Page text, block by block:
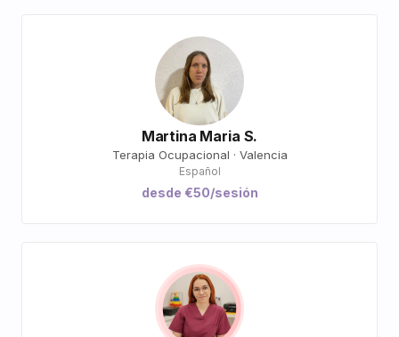
Martina Maria S.
Terapia Ocupacional · Valencia
Español
desde €50/sesión